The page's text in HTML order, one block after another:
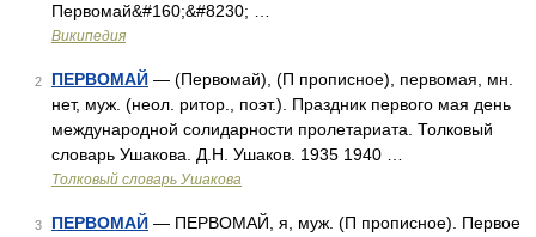
Первомай&#160;&#8230; …
Википедия
2 ПЕРВОМАЙ — (Первомай), (П прописное), первомая, мн.
нет, муж. (неол. ритор., поэт.). Праздник первого мая день
международной солидарности пролетариата. Толковый
словарь Ушакова. Д.Н. Ушаков. 1935 1940 …
Толковый словарь Ушакова
3 ПЕРВОМАЙ — ПЕРВОМАЙ, я, муж. (П прописное). Первое